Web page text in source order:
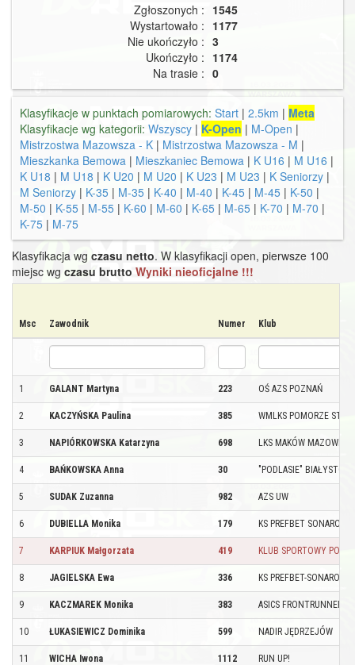
Zgłoszonych : 1545
Wystartowało : 1177
Nie ukończyło : 3
Ukończyło : 1174
Na trasie : 0
Klasyfikacje w punktach pomiarowych: Start | 2.5km | Meta
Klasyfikacje wg kategorii: Wszyscy | K-Open | M-Open |
Mistrzostwa Mazowsza - K | Mistrzostwa Mazowsza - M |
Mieszkanka Bemowa | Mieszkaniec Bemowa | K U16 | M U16 |
K U18 | M U18 | K U20 | M U20 | K U23 | M U23 | K Seniorzy |
M Seniorzy | K-35 | M-35 | K-40 | M-40 | K-45 | M-45 | K-50 |
M-50 | K-55 | M-55 | K-60 | M-60 | K-65 | M-65 | K-70 | M-70 |
K-75 | M-75
Klasyfikacja wg czasu netto. W klasyfikacji open, pierwsze 100
miejsc wg czasu brutto Wyniki nieoficjalne !!!
Msc Zawodnik Numer Klub
1 GALANT Martyna 223 OŚ AZS POZNAŃ
2 KACZYŃSKA Paulina 385 WMLKS POMORZE
3 NAPIÓRKOWSKA Katarzyna 698 LKS MAKÓW
4 BAŃKOWSKA Anna 30 "PODLASIE" BIAŁYSTOK
5 SUDAK Zuzanna 982 AZS UW
6 DUBIELLA Monika 179 KS PREFBET SONAROL
7 KARPIUK Małgorzata 419 KLUB SPORTOWY
8 JAGIELSKA Ewa 336 KS PREFBET-SONAROL
9 KACZMAREK Monika 383 ASICS FRONTRUNNER
10 ŁUKASIEWICZ Dominika 599 NADIR JĘDRZEJÓW
11 WICHA Iwona 1112 RUN UP!